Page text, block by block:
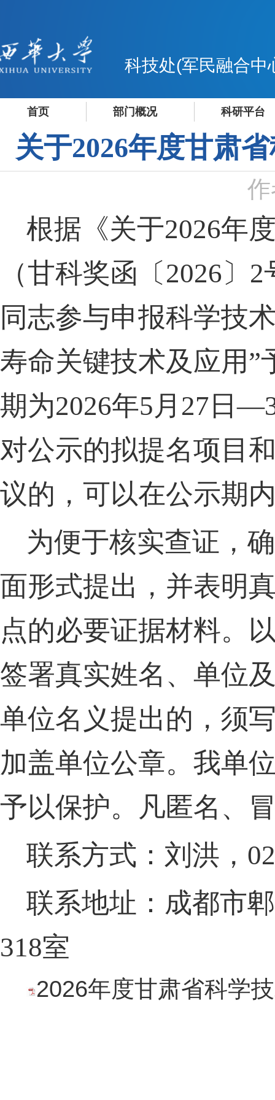
科技处(军民融合中
首页 部门概况 科研平台
关于2026年度甘肃
根据《关于2026年
（甘科奖函〔 2026 〕 2
同志参与申报科学技
寿命关键技术及应用 ”
期为2026年5月 27 日
对公示的拟提名项目
议的 ， 可以在公示期
为便于核实查证 ，
面形式提出 ， 并表明
点的必要证据材料。
签署真实姓名、单位
单位名义提出的 ， 须
加盖单位公章。我单
予以保护。凡匿名、
联系方式：刘洪 ，
联系地址： 成都市
318室
2026年度甘肃省科学